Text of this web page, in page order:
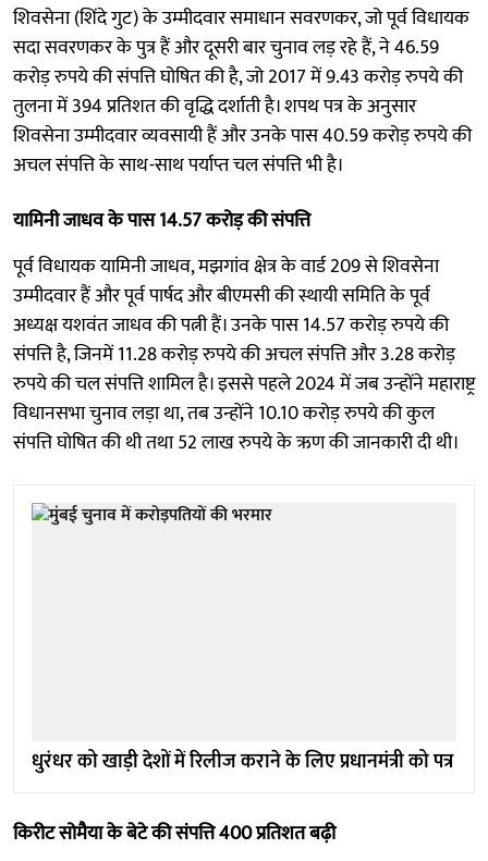
शिवसेना (शिंदे गुट) के उम्मीदवार समाधान सवरणकर, जो पूर्व विधायक
सदा सवरणकर के पुत्र हैं और दूसरी बार चुनाव लड़ रहे हैं, ने 46.59
करोड़ रुपये की संपत्ति घोषित की है, जो 2017 में 9.43 करोड़ रुपये की
तुलना में 394 प्रतिशत की वृद्धि दर्शाती है। शपथ पत्र के अनुसार
शिवसेना उम्मीदवार व्यवसायी हैं और उनके पास 40.59 करोड़ रुपये की
अचल संपत्ति के साथ-साथ पर्याप्त चल संपत्ति भी है।
यामिनी जाधव के पास 14.57 करोड़ की संपत्ति
पूर्व विधायक यामिनी जाधव, मझगांव क्षेत्र के वार्ड 209 से शिवसेना
उम्मीदवार हैं और पूर्व पार्षद और बीएमसी की स्थायी समिति के पूर्व
अध्यक्ष यशवंत जाधव की पत्नी हैं। उनके पास 14.57 करोड़ रुपये की
संपत्ति है, जिनमें 11.28 करोड़ रुपये की अचल संपत्ति और 3.28 करोड़
रुपये की चल संपत्ति शामिल है। इससे पहले 2024 में जब उन्होंने महाराष्ट्र
विधानसभा चुनाव लड़ा था, तब उन्होंने 10.10 करोड़ रुपये की कुल
संपत्ति घोषित की थी तथा 52 लाख रुपये के ऋण की जानकारी दी थी।
धुरंधर को खाड़ी देशों में रिलीज कराने के लिए प्रधानमंत्री को पत्र
किरीट सोमैया के बेटे की संपत्ति 400 प्रतिशत बढ़ी